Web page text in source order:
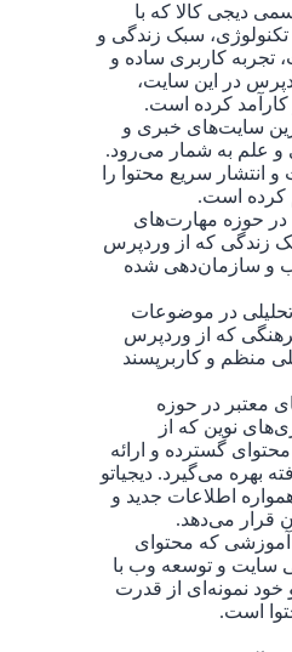
دیجی‌ کالا که با
تکنولوژی، سبک زندگی و
تجربه کاربری ساده و
در این سایت،
کارآمد کرده است.
سایت‌های خبری و
و علم به شمار می‌رود.
انتشار سریع محتوا را
کرده است.
حوزه مهارت‌های
زندگی که از وردپرس
و سازمان‌دهی شده
در موضوعات
که از وردپرس
منظم و کاربرپسند
معتبر در حوزه
نوین که از
گسترده و ارائه
بهره می‌گیرد. دیجیاتو
اطلاعات جدید و
قرار می‌دهد.
آموزشی که محتوای
سایت و توسعه وب با
نمونه‌ای از قدرت
است.